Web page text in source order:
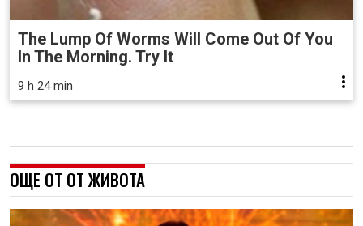
The Lump Of Worms Will Come Out Of You
In The Morning. Try It
9 h 24 min
ОЩЕ ОТ ОТ ЖИВОТА